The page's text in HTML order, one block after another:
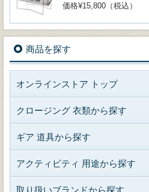
価格¥15,800（税込）
商品を探す
オンラインストア トップ
クロージング 衣類から探す
ギア 道具から探す
アクティビティ 用途から探す
取り扱いブランドから探す